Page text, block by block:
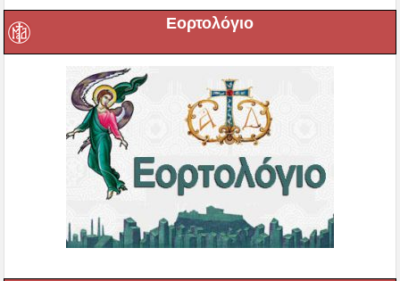
Εορτολόγιο